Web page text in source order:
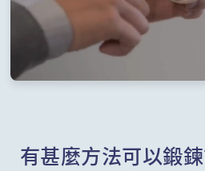
有甚麼方法可以鍛